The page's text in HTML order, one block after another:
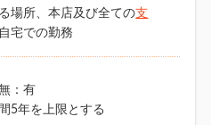
場所、本店及び全ての支
宅での勤務
：有
5年を上限とする